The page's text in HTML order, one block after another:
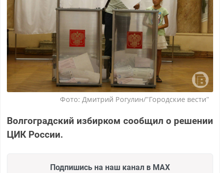
Фото: Дмитрий Рогулин/"Городские вести"
Волгоградский избирком сообщил о решении
ЦИК России.
Подпишись на наш канал в MAX